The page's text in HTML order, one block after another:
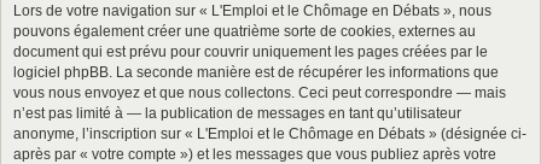
Lors de votre navigation sur « L'Emploi et le Chômage en Débats », nous
pouvons également créer une quatrième sorte de cookies, externes au
document qui est prévu pour couvrir uniquement les pages créées par le
logiciel phpBB. La seconde manière est de récupérer les informations que
vous nous envoyez et que nous collectons. Ceci peut correspondre — mais
n’est pas limité à — la publication de messages en tant qu’utilisateur
anonyme, l’inscription sur « L'Emploi et le Chômage en Débats » (désignée ci-
après par « votre compte ») et les messages que vous publiez après votre